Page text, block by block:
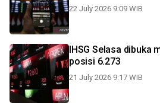
22 July 2026 9:09 WIB
IHSG Selasa dibuka
posisi 6.273
21 July 2026 9:17 WIB